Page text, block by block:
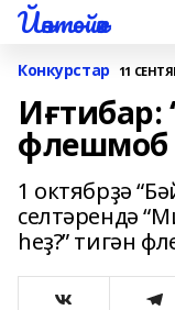
Йәнтөйәк
Конкурстар 11
Иғтибар:
флешмоб
1 октябрҙә
селтәрендә
һеҙ?” тигән